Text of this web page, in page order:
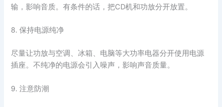
输，影响音质。有条件的话，把CD机和功放分开放置。
8. 保持电源纯净
尽量让功放与空调、冰箱、电脑等大功率电器分开使用电源
插座。不纯净的电源会引入噪声，影响声音质量。
9. 注意防潮